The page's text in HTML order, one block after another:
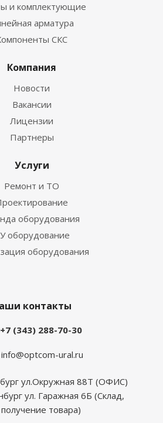
и комплектующие
арматура
СКС
Компания
Новости
Вакансии
Лицензии
Партнеры
Услуги
Ремонт и ТО
оборудования
оборудование
оборудования
контакты
+7 (343) 288-70-30
info@optcom-ural.ru
ул.Окружная 88Т (ОФИС)
ул. Гаражная 6Б (Склад,
получение товара)